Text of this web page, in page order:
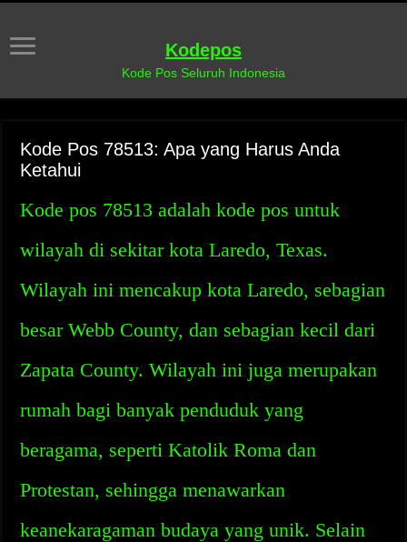
Kodepos
Kode Pos Seluruh Indonesia
Kode Pos 78513: Apa yang Harus Anda
Ketahui
Kode pos 78513 adalah kode pos untuk
wilayah di sekitar kota Laredo, Texas.
Wilayah ini mencakup kota Laredo, sebagian
besar Webb County, dan sebagian kecil dari
Zapata County. Wilayah ini juga merupakan
rumah bagi banyak penduduk yang
beragama, seperti Katolik Roma dan
Protestan, sehingga menawarkan
keanekaragaman budaya yang unik. Selain